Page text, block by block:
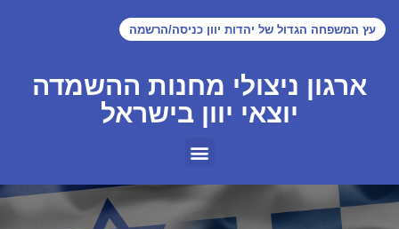
עץ המשפחה הגדול של יהדות יוון כניסה/הרשמה
ארגון ניצולי מחנות ההשמדה
יוצאי יוון בישראל